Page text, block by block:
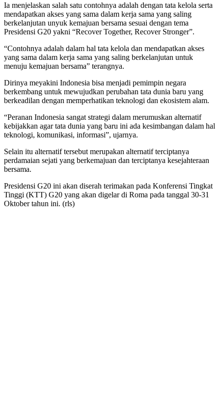
Ia menjelaskan salah satu contohnya adalah dengan tata kelola serta
mendapatkan akses yang sama dalam kerja sama yang saling
berkelanjutan unyuk kemajuan bersama sesuai dengan tema
Presidensi G20 yakni “Recover Together, Recover Stronger”.
“Contohnya adalah dalam hal tata kelola dan mendapatkan akses
yang sama dalam kerja sama yang saling berkelanjutan untuk
menuju kemajuan bersama” terangnya.
Dirinya meyakini Indonesia bisa menjadi pemimpin negara
berkembang untuk mewujudkan perubahan tata dunia baru yang
berkeadilan dengan memperhatikan teknologi dan ekosistem alam.
“Peranan Indonesia sangat strategi dalam merumuskan alternatif
kebijakkan agar tata dunia yang baru ini ada kesimbangan dalam hal
teknologi, komunikasi, informasi”, ujarnya.
Selain itu alternatif tersebut merupakan alternatif terciptanya
perdamaian sejati yang berkemajuan dan terciptanya kesejahteraan
bersama.
Presidensi G20 ini akan diserah terimakan pada Konferensi Tingkat
Tinggi (KTT) G20 yang akan digelar di Roma pada tanggal 30-31
Oktober tahun ini. (rls)